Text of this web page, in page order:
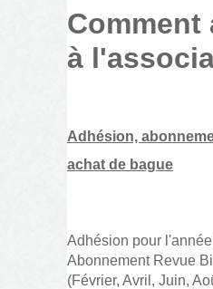
Comment
à
Adhésion,
achat de bague
Adhésion pour
Abonnement Revue
(Février, Avril, Juin,